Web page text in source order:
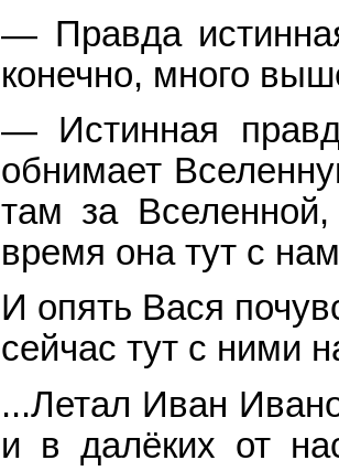
— Правда
конечно, много
— Истинная
обнимает
там за
время она тут с
И опять Вася
сейчас тут с ними
...Летал Иван
и в далёких от